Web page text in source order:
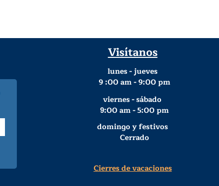
Visítanos
lunes - jueves
9 :00 am - 9:00 pm
viernes - sábado
9:00 am - 5:00 pm
domingo y festivos
Cerrado
Cierres de vacaciones